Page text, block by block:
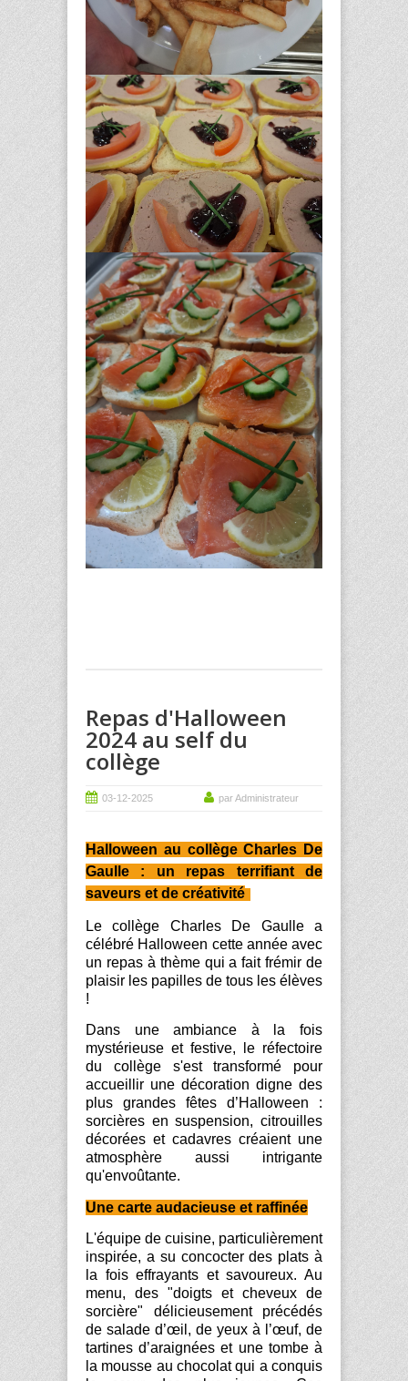
Repas d'Halloween
2024 au self du
collège
03-12-2025 par Administrateur
Halloween au collège Charles De
Gaulle : un repas terrifiant de
saveurs et de créativité
Le collège Charles De Gaulle a
célébré Halloween cette année avec
un repas à thème qui a fait frémir de
plaisir les papilles de tous les élèves
!
Dans une ambiance à la fois
mystérieuse et festive, le réfectoire
du collège s'est transformé pour
accueillir une décoration digne des
plus grandes fêtes d’Halloween :
sorcières en suspension, citrouilles
décorées et cadavres créaient une
atmosphère aussi intrigante
qu'envoûtante.
Une carte audacieuse et raffinée
L'équipe de cuisine, particulièrement
inspirée, a su concocter des plats à
la fois effrayants et savoureux. Au
menu, des "doigts et cheveux de
sorcière" délicieusement précédés
de salade d’œil, de yeux à l’œuf, de
tartines d’araignées et une tombe à
la mousse au chocolat qui a conquis